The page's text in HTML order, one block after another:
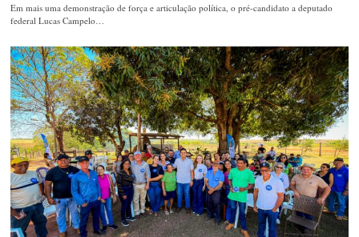
Em mais uma demonstração de força e articulação política, o pré-candidato a deputado
federal Lucas Campelo…